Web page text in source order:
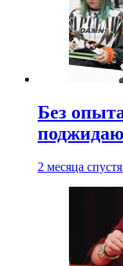
Без
2 месяца спустя